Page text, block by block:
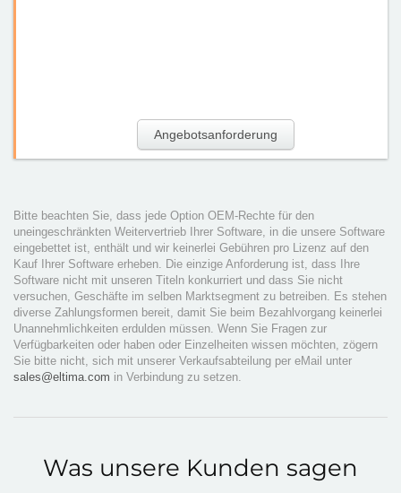
Angebotsanforderung
Bitte beachten Sie, dass jede Option OEM-Rechte für den
uneingeschränkten Weitervertrieb Ihrer Software, in die unsere Software
eingebettet ist, enthält und wir keinerlei Gebühren pro Lizenz auf den
Kauf Ihrer Software erheben. Die einzige Anforderung ist, dass Ihre
Software nicht mit unseren Titeln konkurriert und dass Sie nicht
versuchen, Geschäfte im selben Marktsegment zu betreiben. Es stehen
diverse Zahlungsformen bereit, damit Sie beim Bezahlvorgang keinerlei
Unannehmlichkeiten erdulden müssen. Wenn Sie Fragen zur
Verfügbarkeiten oder haben oder Einzelheiten wissen möchten, zögern
Sie bitte nicht, sich mit unserer Verkaufsabteilung per eMail unter
sales@eltima.com in Verbindung zu setzen.
Was unsere Kunden sagen